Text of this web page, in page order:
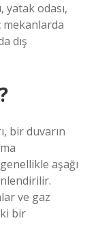
yatak odası,
dış
bir duvarın
aşağı
ve gaz
bir